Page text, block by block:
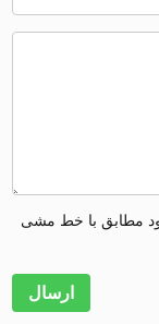
مطابق با خط مشی
ارسال